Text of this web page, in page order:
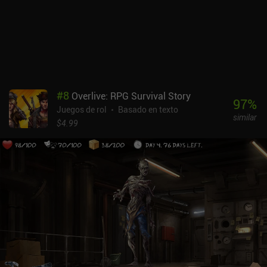
#8 Overlive: RPG Survival Story
Juegos de rol
Basado en texto
$4.99
97%
similar